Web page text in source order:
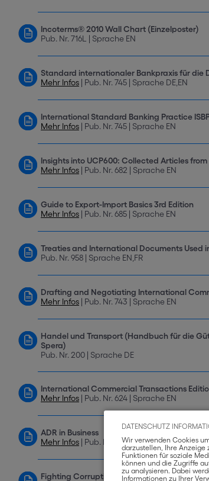
DATENSCHUTZ
Wir verwenden Cookies
darzustellen, Ihre Anzeige
Funktionen für soziale
können und die Zugriffe
zu analysieren. Dabei
Informationen zu Ihrer
Incoterms® 2010 Wall Chart (Einzelposter)
Pub. Nr. 716L | Sprache EN
Standard internationaler Bankpraxis für die
Mehr Infos | Pub. Nr. 745 | Sprache DE,EN
International Standard Banking Practice
Mehr Infos | Pub. Nr. 745 | Sprache EN
Insights into UCP600: Collected Articles
Mehr Infos | Pub. Nr. 682 | Sprache EN
Guide to Export-Import Basics 3rd Edition
Mehr Infos | Pub. Nr. 685 | Sprache EN
Treaties and International Documents Used
Pub. Nr. 958 | Sprache EN,FR
Drafting and Negotiating International
Mehr Infos | Pub. Nr. 743 | Sprache EN
Handel und Transport (Handbuch für die
Spera)
Pub. Nr. 200 | Sprache DE
International Commercial Transactions
Mehr Infos | Pub. Nr. 624 | Sprache EN
ADR in Business
Mehr Infos | Pub. Nr. 963 | Sprache EN
Fighting Corruption - International